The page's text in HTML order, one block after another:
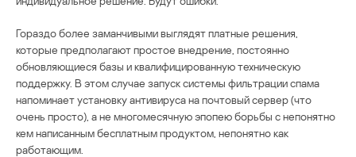
Гораздо более заманчивыми выглядят платные решения,
которые предполагают простое внедрение, постоянно
обновляющиеся базы и квалифицированную техническую
поддержку. В этом случае запуск системы фильтрации спама
напоминает установку антивируса на почтовый сервер (что
очень просто), а не многомесячную эпопею борьбы с непонятно
кем написанным бесплатным продуктом, непонятно как
работающим.